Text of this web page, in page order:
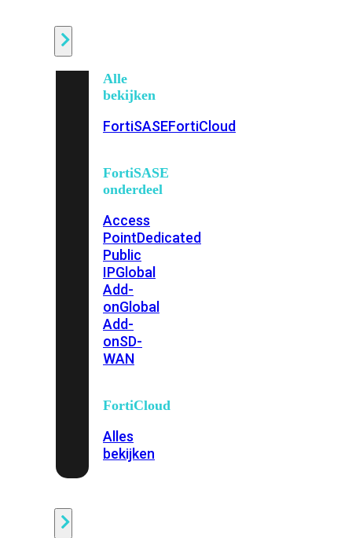
Alle
bekijken
FortiSASEFortiCloud
FortiSASE
onderdeel
Access
PointDedicated
Public
IPGlobal
Add-
onGlobal
Add-
onSD-
WAN
FortiCloud
Alles
bekijken